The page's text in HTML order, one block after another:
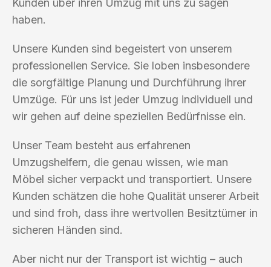
Kunden über ihren Umzug mit uns zu sagen
haben.
Unsere Kunden sind begeistert von unserem
professionellen Service. Sie loben insbesondere
die sorgfältige Planung und Durchführung ihrer
Umzüge. Für uns ist jeder Umzug individuell und
wir gehen auf deine speziellen Bedürfnisse ein.
Unser Team besteht aus erfahrenen
Umzugshelfern, die genau wissen, wie man
Möbel sicher verpackt und transportiert. Unsere
Kunden schätzen die hohe Qualität unserer Arbeit
und sind froh, dass ihre wertvollen Besitztümer in
sicheren Händen sind.
Aber nicht nur der Transport ist wichtig – auch